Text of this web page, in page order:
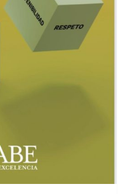
/ DETALLES